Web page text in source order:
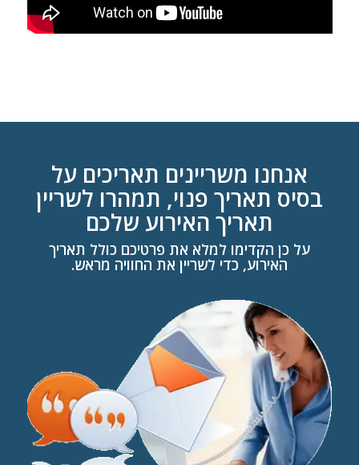
אנחנו משריינים תאריכים על
בסיס תאריך פנוי, תמהרו לשריין
תאריך האירוע שלכם
על כן הקדימו למלא את פרטיכם כולל תאריך
האירוע, כדי לשריין את החוויה מראש.